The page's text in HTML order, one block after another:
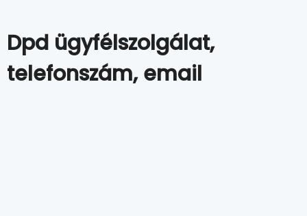
Dpd ügyfélszolgálat,
telefonszám, email